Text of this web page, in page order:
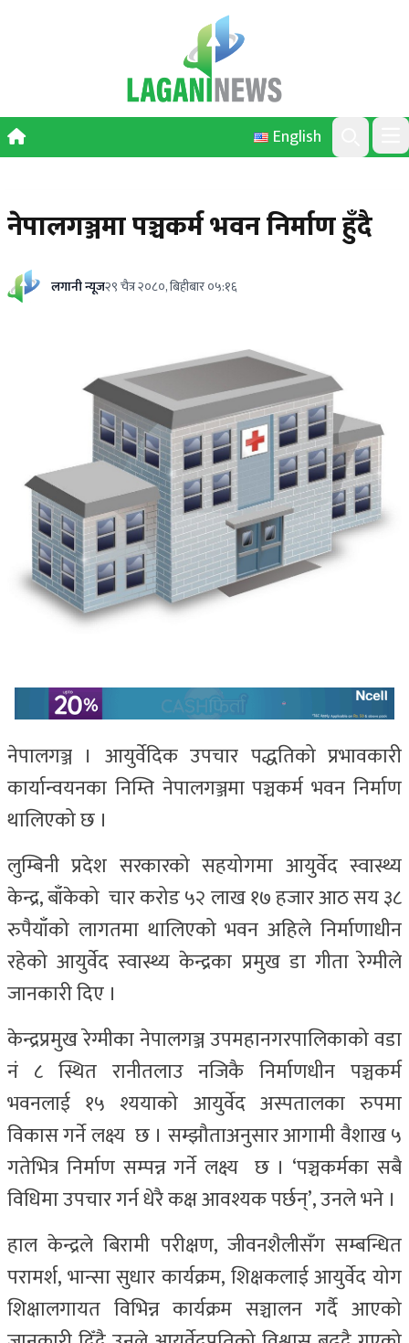
English
Search
नेपालगञ्जमा पञ्चकर्म भवन निर्माण हुँदै
लगानी न्यूज२९ चैत्र २०८०, बिहीबार ०५:१६
नेपालगञ्ज । आयुर्वेदिक उपचार पद्धतिको प्रभावकारी
कार्यान्वयनका निम्ति नेपालगञ्जमा पञ्चकर्म भवन निर्माण
थालिएको छ ।
लुम्बिनी प्रदेश सरकारको सहयोगमा आयुर्वेद स्वास्थ्य
केन्द्र, बाँकेको चार करोड ५२ लाख १७ हजार आठ सय ३८
रुपैयाँको लागतमा थालिएको भवन अहिले निर्माणाधीन
रहेको आयुर्वेद स्वास्थ्य केन्द्रका प्रमुख डा गीता रेग्मीले
जानकारी दिए ।
केन्द्रप्रमुख रेग्मीका नेपालगञ्ज उपमहानगरपालिकाको वडा
नं ८ स्थित रानीतलाउ नजिकै निर्माणधीन पञ्चकर्म
भवनलाई १५ श्ययाको आयुर्वेद अस्पतालका रुपमा
विकास गर्ने लक्ष्य छ । सम्झौताअनुसार आगामी वैशाख ५
गतेभित्र निर्माण सम्पन्न गर्ने लक्ष्य छ । ‘पञ्चकर्मका सबै
विधिमा उपचार गर्न धेरै कक्ष आवश्यक पर्छन्’, उनले भने ।
हाल केन्द्रले बिरामी परीक्षण, जीवनशैलीसँग सम्बन्धित
परामर्श, भान्सा सुधार कार्यक्रम, शिक्षकलाई आयुर्वेद योग
शिक्षालगायत विभिन्न कार्यक्रम सञ्चालन गर्दै आएको